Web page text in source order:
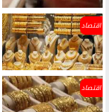
اقتصاد
اقتصاد